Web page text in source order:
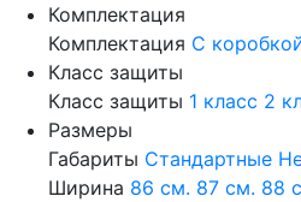
Комплектация
Комплектация С
Класс защиты
Класс защиты 1 класс 2
Размеры
Габариты Стандартные
Ширина 86 см. 87 см. 88